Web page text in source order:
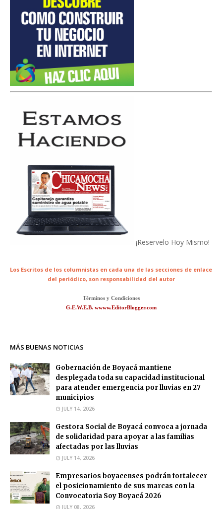
¡Reservelo Hoy Mismo!
Los Escritos de los columnistas en cada una de las secciones de enlace
del periódico, son responsabilidad del autor
Términos y Condiciones
G.E.W.E.B. wwww.EditorBlogger.com
MÁS BUENAS NOTICIAS
Gobernación de Boyacá mantiene
desplegada toda su capacidad institucional
para atender emergencia por lluvias en 27
municipios
JULY 14, 2026
Gestora Social de Boyacá convoca a jornada
de solidaridad para apoyar a las familias
afectadas por las lluvias
JULY 14, 2026
Empresarios boyacenses podrán fortalecer
el posicionamiento de sus marcas con la
Convocatoria Soy Boyacá 2026
JULY 08, 2026